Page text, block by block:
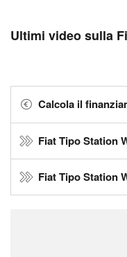
Ultimi video sulla
Calcola il
Fiat Tipo Station
Fiat Tipo Station